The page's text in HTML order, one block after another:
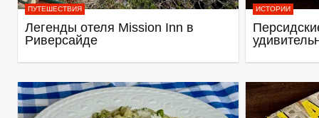
ПУТЕШЕСТВИЯ
Легенды отеля Mission Inn в
Риверсайде
ИСТОРИИ